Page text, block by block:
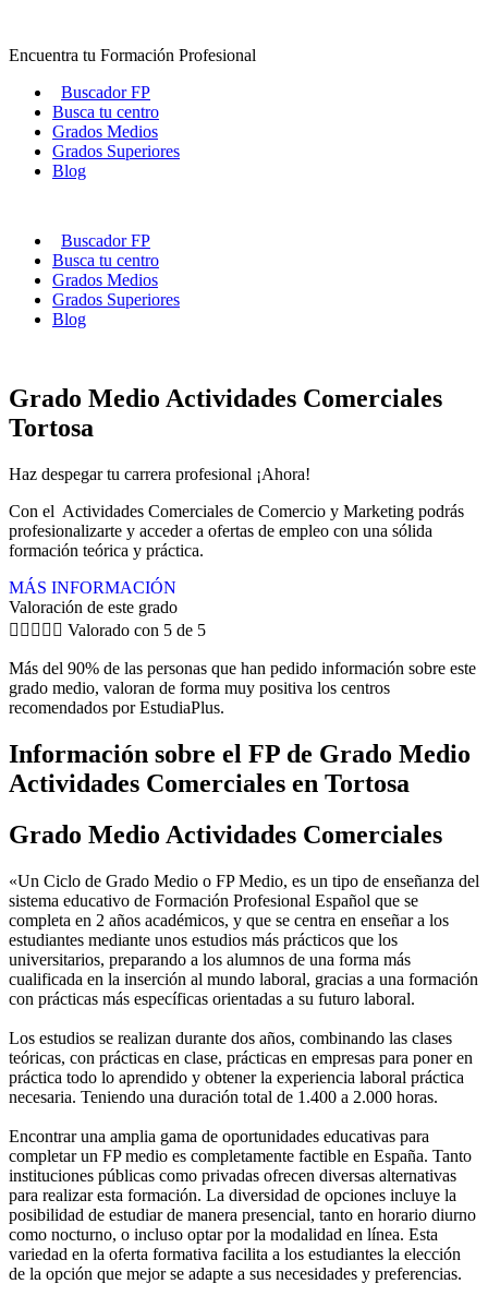
contenido
Encuentra tu Formación Profesional
Buscador FP
Busca tu centro
Grados Medios
Grados Superiores
Blog
Buscador FP
Busca tu centro
Grados Medios
Grados Superiores
Blog
Grado Medio Actividades Comerciales
Tortosa
Haz despegar tu carrera profesional ¡Ahora!
Con el Actividades Comerciales de Comercio y Marketing podrás
profesionalizarte y acceder a ofertas de empleo con una sólida
formación teórica y práctica.
MÁS INFORMACIÓN
Valoración de este grado
     Valorado con 5 de 5
Más del 90% de las personas que han pedido información sobre este
grado medio, valoran de forma muy positiva los centros
recomendados por EstudiaPlus.
Información sobre el FP de Grado Medio
Actividades Comerciales en Tortosa
Grado Medio Actividades Comerciales
«Un Ciclo de Grado Medio o FP Medio, es un tipo de enseñanza del
sistema educativo de Formación Profesional Español que se
completa en 2 años académicos, y que se centra en enseñar a los
estudiantes mediante unos estudios más prácticos que los
universitarios, preparando a los alumnos de una forma más
cualificada en la inserción al mundo laboral, gracias a una formación
con prácticas más específicas orientadas a su futuro laboral.
Los estudios se realizan durante dos años, combinando las clases
teóricas, con prácticas en clase, prácticas en empresas para poner en
práctica todo lo aprendido y obtener la experiencia laboral práctica
necesaria. Teniendo una duración total de 1.400 a 2.000 horas.
Encontrar una amplia gama de oportunidades educativas para
completar un FP medio es completamente factible en España. Tanto
instituciones públicas como privadas ofrecen diversas alternativas
para realizar esta formación. La diversidad de opciones incluye la
posibilidad de estudiar de manera presencial, tanto en horario diurno
como nocturno, o incluso optar por la modalidad en línea. Esta
variedad en la oferta formativa facilita a los estudiantes la elección
de la opción que mejor se adapte a sus necesidades y preferencias.